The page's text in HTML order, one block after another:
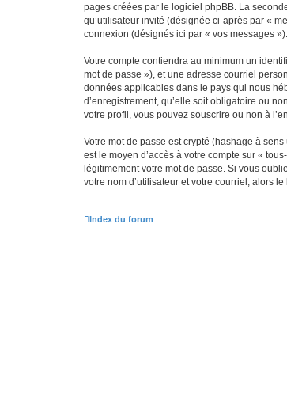
pages créées par le logiciel phpBB. La
qu’utilisateur invité (désignée ci-après par «
connexion (désignés ici par « vos messages »).
Votre compte contiendra au minimum un
mot de passe »), et une adresse courriel
données applicables dans le pays qui nous
d’enregistrement, qu’elle soit obligatoire ou
votre profil, vous pouvez souscrire ou non à
Votre mot de passe est crypté (hashage à
est le moyen d’accès à votre compte sur «
légitimement votre mot de passe. Si vous
votre nom d’utilisateur et votre courriel, alors
Index du forum